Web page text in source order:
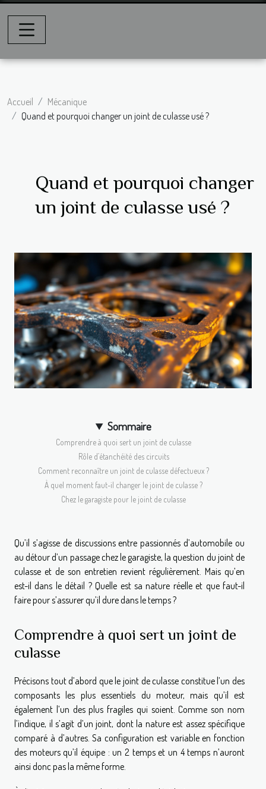
Accueil
Mécanique
Quand et pourquoi changer un joint de culasse usé ?
Quand et pourquoi changer
un joint de culasse usé ?
Sommaire
Comprendre à quoi sert un joint de culasse
Rôle d’étanchéité des circuits
Comment reconnaître un joint de culasse défectueux ?
À quel moment faut-il changer le joint de culasse ?
Chez le garagiste pour le joint de culasse
Qu’il s’agisse de discussions entre passionnés d’automobile ou
au détour d’un passage chez le garagiste, la question du joint de
culasse et de son entretien revient régulièrement. Mais qu’en
est-il dans le détail ? Quelle est sa nature réelle et que faut-il
faire pour s’assurer qu’il dure dans le temps ?
Comprendre à quoi sert un joint de
culasse
Précisons tout d’abord que le joint de culasse constitue l’un des
composants les plus essentiels du moteur, mais qu’il est
également l’un des plus fragiles qui soient. Comme son nom
l’indique, il s’agit d’un joint, dont la nature est assez spécifique
comparé à d’autres. Sa configuration est variable en fonction
des moteurs qu’il équipe : un 2 temps et un 4 temps n’auront
ainsi donc pas la même forme.